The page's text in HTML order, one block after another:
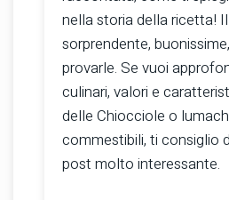
nella storia della ricetta!
sorprendente,
provarle. Se vuoi
culinari, valori e
delle Chiocciole o
commestibili, ti consiglio
post molto interessante.